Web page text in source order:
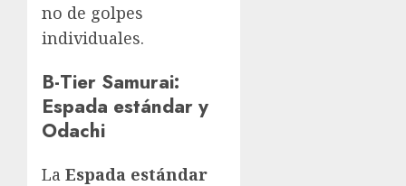
no de golpes
individuales.
B-Tier Samurai:
Espada estándar y
Odachi
La Espada estándar